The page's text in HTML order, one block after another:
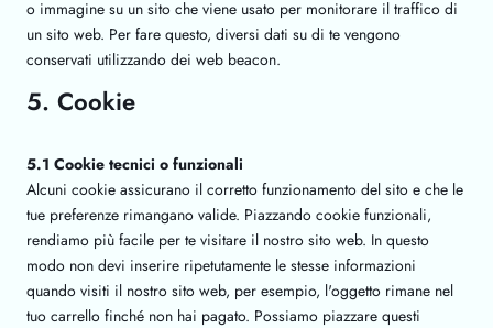
o immagine su un sito che viene usato per monitorare il traffico di
un sito web. Per fare questo, diversi dati su di te vengono
conservati utilizzando dei web beacon.
5. Cookie
5.1 Cookie tecnici o funzionali
Alcuni cookie assicurano il corretto funzionamento del sito e che le
tue preferenze rimangano valide. Piazzando cookie funzionali,
rendiamo più facile per te visitare il nostro sito web. In questo
modo non devi inserire ripetutamente le stesse informazioni
quando visiti il nostro sito web, per esempio, l'oggetto rimane nel
tuo carrello finché non hai pagato. Possiamo piazzare questi